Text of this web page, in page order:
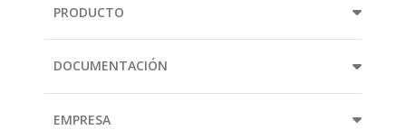
PRODUCTO
DOCUMENTACIÓN
EMPRESA